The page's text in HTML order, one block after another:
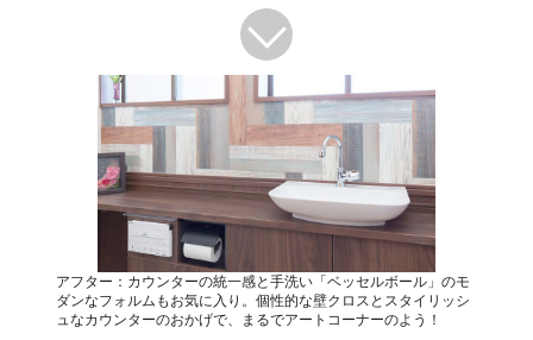
アフター：カウンターの統一感と手洗い「ベッセルボール」のモ
ダンなフォルムもお気に入り。個性的な壁クロスとスタイリッシ
ュなカウンターのおかげで、まるでアートコーナーのよう！